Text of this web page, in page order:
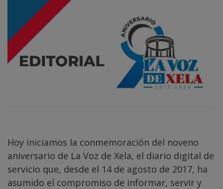
Hoy iniciamos la conmemoración del noveno
aniversario de La Voz de Xela, el diario digital de
servicio que, desde el 14 de agosto de 2017, ha
asumido el compromiso de informar, servir y